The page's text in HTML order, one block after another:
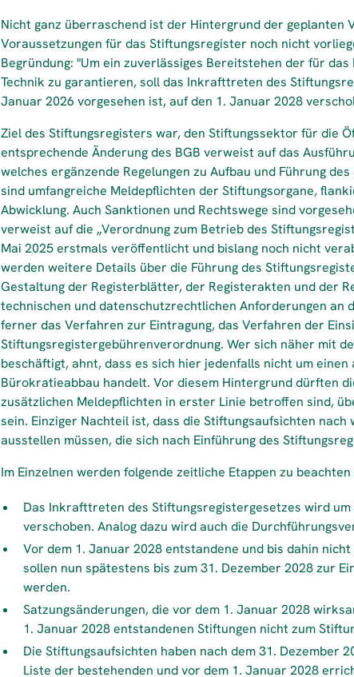
Nicht ganz überraschend ist der Hintergrund der geplanten
Voraussetzungen für das Stiftungsregister noch nicht
Begründung: "Um ein zuverlässiges Bereitstehen der für
Technik zu garantieren, soll das Inkrafttreten des
Januar 2026 vorgesehen ist, auf den 1. Januar 2028
Ziel des Stiftungsregisters war, den Stiftungssektor für die
entsprechende Änderung des BGB verweist auf das
welches ergänzende Regelungen zu Aufbau und Führung
sind umfangreiche Meldepflichten der Stiftungsorgane,
Abwicklung. Auch Sanktionen und Rechtswege sind
verweist auf die „Verordnung zum Betrieb des
Mai 2025 erstmals veröffentlicht und bislang noch nicht
werden weitere Details über die Führung des
Gestaltung der Registerblätter, der Registerakten und der
technischen und datenschutzrechtlichen Anforderungen an
ferner das Verfahren zur Eintragung, das Verfahren der
Stiftungsregistergebührenverordnung. Wer sich näher mit
beschäftigt, ahnt, dass es sich hier jedenfalls nicht um
Bürokratieabbau handelt. Vor diesem Hintergrund dürften
zusätzlichen Meldepflichten in erster Linie betroffen sind,
sein. Einziger Nachteil ist, dass die Stiftungsaufsichten
ausstellen müssen, die sich nach Einführung des
Im Einzelnen werden folgende zeitliche Etappen zu beachten
Das Inkrafttreten des Stiftungsregistergesetzes wird
verschoben. Analog dazu wird auch die
Vor dem 1. Januar 2028 entstandene und bis dahin
sollen nun spätestens bis zum 31. Dezember 2028 zur
werden.
Satzungsänderungen, die vor dem 1. Januar 2028
1. Januar 2028 entstandenen Stiftungen nicht zum
Die Stiftungsaufsichten haben nach dem 31. Dezember
Liste der bestehenden und vor dem 1. Januar 2028